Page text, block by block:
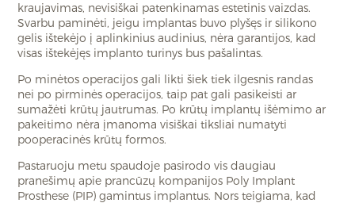
kraujavimas, nevisiškai patenkinamas estetinis vaizdas.
Svarbu paminėti, jeigu implantas buvo plyšęs ir silikono
gelis ištekėjo į aplinkinius audinius, nėra garantijos, kad
visas ištekėjęs implanto turinys bus pašalintas.
Po minėtos operacijos gali likti šiek tiek ilgesnis randas
nei po pirminės operacijos, taip pat gali pasikeisti ar
sumažėti krūtų jautrumas. Po krūtų implantų išėmimo ar
pakeitimo nėra įmanoma visiškai tiksliai numatyti
pooperacinės krūtų formos.
Pastaruoju metu spaudoje pasirodo vis daugiau
pranešimų apie prancūzų kompanijos Poly Implant
Prosthese (PIP) gamintus implantus. Nors teigiama, kad